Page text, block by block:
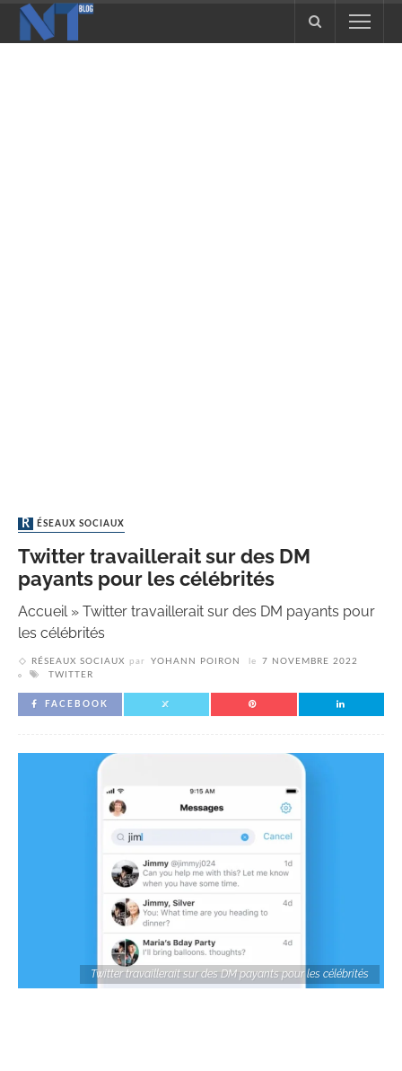
RÉSEAUX SOCIAUX
Twitter travaillerait sur des DM
payants pour les célébrités
Accueil» Twitter travaillerait sur des DM payants pour
les célébrités
RÉSEAUX SOCIAUX par YOHANN POIRON le
7 NOVEMBRE 2022
TWITTER
FACEBOOK
Twitter travaillerait sur des DM payants pour les célébrités